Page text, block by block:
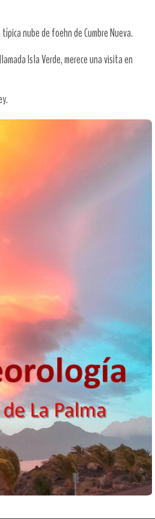
nube de foehn de Cumbre Nueva.
Isla Verde, merece una visita en